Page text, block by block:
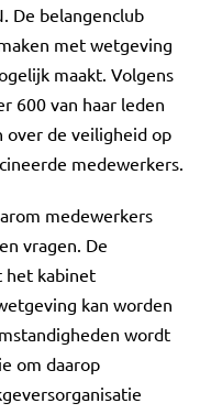
De belangenclub
met wetgeving
maakt. Volgens
600 van haar leden
over de veiligheid op
medewerkers.
medewerkers
vragen. De
het kabinet
kan worden
wordt
om daarop